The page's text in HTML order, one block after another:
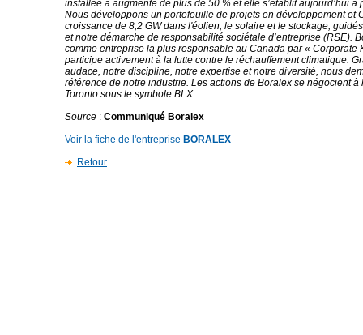
installée a augmenté de plus de 50 % et elle s’établit aujourd’hui à
Nous développons un portefeuille de projets en développement et
croissance de 8,2 GW dans l'éolien, le solaire et le stockage,
et notre démarche de responsabilité sociétale d’entreprise (RSE).
comme entreprise la plus responsable au Canada par « Corporate
participe activement à la lutte contre le réchauffement climatique.
audace, notre discipline, notre expertise et notre diversité, nous
référence de notre industrie. Les actions de Boralex se négocient à
Toronto sous le symbole BLX.
Source : Communiqué Boralex
Voir la fiche de l'entreprise BORALEX
Retour